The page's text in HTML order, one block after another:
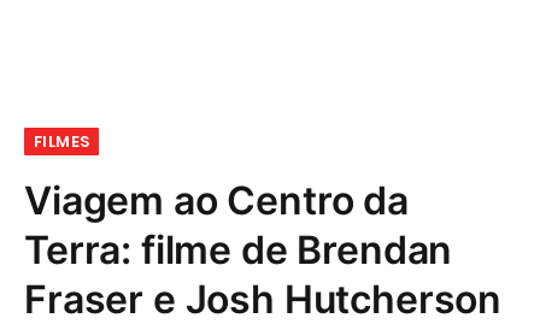
FILMES
Viagem ao Centro da
Terra: filme de Brendan
Fraser e Josh Hutcherson